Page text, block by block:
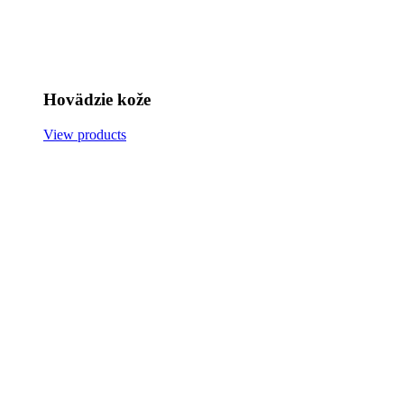
Hovädzie kože
View products